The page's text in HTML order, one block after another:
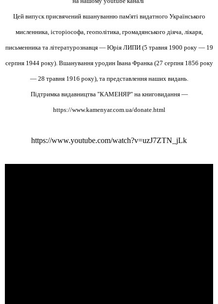
Цей випуск присвячений вшануванню пам'яті видатного Українського
мисленника, історіософа, геополітика, громадянського діяча, лікаря,
письменника та літературознавця — Юрія ЛИПИ (5 травня 1900 року — 19
серпня 1944 року). Вшанування уродин Івана Франка (27 серпня 1856 року
— 28 травня 1916 року), та представлення наших видань.
Підтримка видавництва "КАМЕНЯР" на книговидання —
https://www.kamenyar.com.ua/donate.html
https://www.youtube.com/watch?v=uzJ7ZTN_jLk